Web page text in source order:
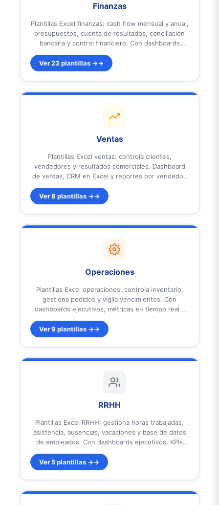
Finanzas
Plantillas Excel finanzas: cash flow mensual y anual,
presupuestos, cuenta de resultados, conciliación
bancaria y control financiero. Con dashboards
Ver 23 plantillas →
Ventas
Plantillas Excel ventas: controla clientes,
vendedores y resultados comerciales. Dashboard
de ventas, CRM en Excel y reportes por vendedor.
Listas para usar.
Ver 8 plantillas →
Operaciones
Plantillas Excel operaciones: controla inventario,
gestiona pedidos y vigila vencimientos. Con
dashboards ejecutivos, métricas en tiempo real y
Ver 9 plantillas →
RRHH
Plantillas Excel RRHH: gestiona horas trabajadas,
asistencia, ausencias, vacaciones y base de datos
de empleados. Con dashboards ejecutivos, KPIs
para equipos de recursos humanos. Listas para
usar.
Ver 5 plantillas →